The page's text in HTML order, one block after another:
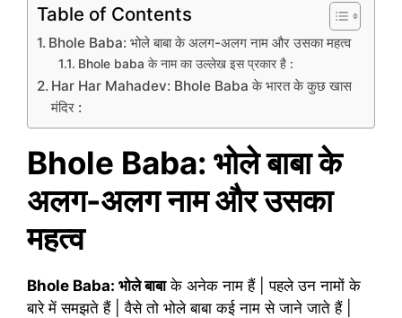
Table of Contents
Bhole Baba: भोले बाबा के अलग-अलग नाम और उसका महत्व
Bhole baba के नाम का उल्लेख इस प्रकार है :
Har Har Mahadev: Bhole Baba के भारत के कुछ खास
मंदिर :
Bhole Baba: भोले बाबाके
अलग-अलग नाम और उसका
महत्व
Bhole Baba: भोले बाबाके अनेक नाम हैं | पहले उन नामों के
बारे में समझते हैं | वैसे तो भोले बाबा कई नाम से जाने जाते हैं |